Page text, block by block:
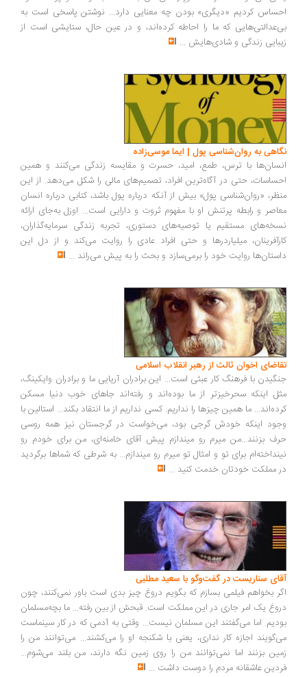
کردیم «دیگری» بودن چه معنایی دارد... نوشتن پاسخی است به
که ما را احاطه کرده‌اند، و در عین حال، ستایشی است از
زندگی و شادی‌هایش...
به روان‌شناسی پول | ایما موسی‌زاده
با ترس، طمع، امید، حسرت و مقایسه زندگی می‌کنند و همین
حتی در آگاه‌ترین افراد، تصمیم‌های مالی را شکل می‌دهد. از این
«روان‌شناسی پول» بیش از آنکه درباره پول باشد، کتابی درباره انسان
و رابطه پرتنش او با مفهوم ثروت و دارایی است... اوزل به‌جای ارائه
مستقیم یا توصیه‌های دستوری، تجربه زندگی سرمایه‌گذاران،
میلیاردرها و حتی افراد عادی را روایت می‌کند و از دل این
روایت خود را برمی‌سازد و بحث را به پیش می‌راند ...
اخوان ثالث از رهبر انقلاب اسلامی
با فرهنگ کار عبثی است... این برادران آریایی ما و برادران وایکینگ،
اینکه سحرخیزتر از ما بوده‌اند و رفته‌اند جاهای خوب دنیا مسکن
ما همین چیزها را نداریم. کسی نداریم از ما انتقاد بکند... استالین با
اینکه خودش گرجی بود، می‌خواست در گرجستان نیز همه روسی
بزنند...من میرم رو میندازم پیش آقای خامنه‌ای، من برای خودم رو
برای تو و امثال تو میرم رو میندازم... به شرطی که شماها برگردید
مملکت خودتان خدمت کنید...
سناریست در گفت‌وگو با سعید مطلبی
بخواهم فیلمی بسازم که بگویم دروغ چیز بدی است باور نمی‌کنند، چون
یک امر جاری در این مملکت است. قبحش از بین رفته... ما بچه‌مسلمان
اما می‌گفتند این مسلمان نیست... وقتی به آدمی که در کار سینماست
اجازه کار نداری، یعنی با شکنجه او را می‌کشند... می‌توانند من را
بزنند اما نمی‌توانند من را روی زمین نگه دارند، من بلند می‌شوم...
عاشقانه مردم را دوست داشت ...